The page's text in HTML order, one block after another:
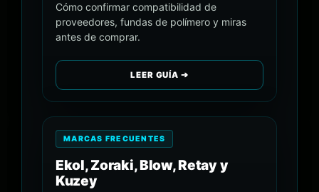
Cómo confirmar compatibilidad de
proveedores, fundas de polímero y miras
antes de comprar.
LEER GUÍA ➔
MARCAS FRECUENTES
Ekol, Zoraki, Blow, Retay y
Kuzey